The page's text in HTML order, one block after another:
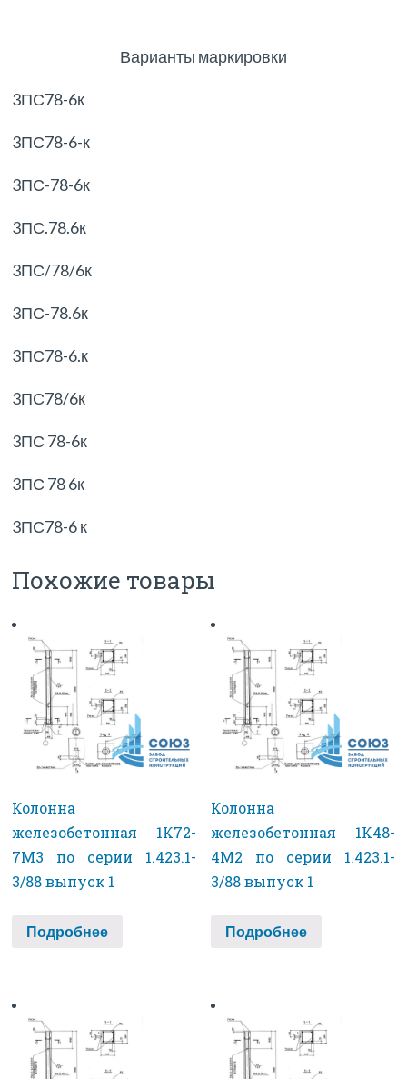
Варианты маркировки
3ПС78-6к
3ПС78-6-к
3ПС-78-6к
3ПС.78.6к
3ПС/78/6к
3ПС-78.6к
3ПС78-6.к
3ПС78/6к
3ПС 78-6к
3ПС 78 6к
3ПС78-6 к
Похожие товары
Колонна
железобетонная 1К72-
7М3 по серии 1.423.1-
3/88 выпуск 1
Подробнее
Колонна
железобетонная 1К48-
4М2 по серии 1.423.1-
3/88 выпуск 1
Подробнее